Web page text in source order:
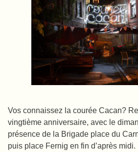
Vos connaissez la courée Cacan?
vingtième anniversaire, avec le
présence de la Brigade place du
puis place Fernig en fin d’après midi.